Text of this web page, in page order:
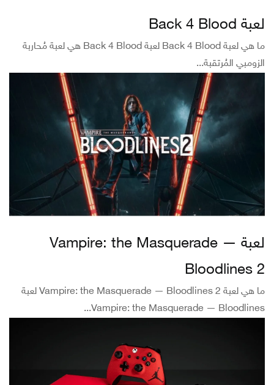
لعبة Back 4 Blood
ما هي لعبة Back 4 Blood لعبة Back 4 Blood هي لعبة مُحاربة
الزومبي المُرتقبة...
لعبة Vampire: the Masquerade —
Bloodlines 2
ما هي لعبة Vampire: the Masquerade — Bloodlines 2 لعبة
Vampire: the Masquerade — Bloodlines...